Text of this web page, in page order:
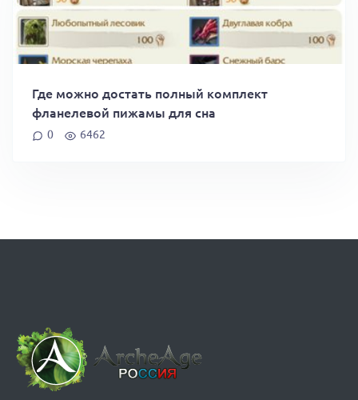
Где можно достать полный комплект
фланелевой пижамы для сна
0 6462